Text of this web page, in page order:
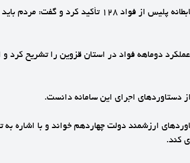
🔹وی همچنین بر همکاری سازمان‌های نظارتی، استفاده از تجربه
دوماهه فواد در استان قزوین را تشریح کرد
دستاوردهای اجرای این سامانه دانست.
کند.